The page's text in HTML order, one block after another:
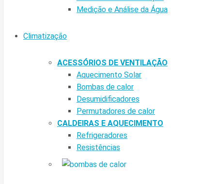
Medição e Análise da Água
Climatização
ACESSÓRIOS DE VENTILAÇÃO
Aquecimento Solar
Bombas de calor
Desumidificadores
Permutadores de calor
CALDEIRAS E AQUECIMENTO
Refrigeradores
Resistências